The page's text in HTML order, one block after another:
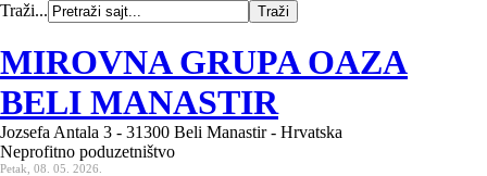
Traži...
MIROVNA GRUPA OAZA
BELI MANASTIR
Jozsefa Antala 3 - 31300 Beli Manastir - Hrvatska
Neprofitno poduzetništvo
Petak, 08. 05. 2026.